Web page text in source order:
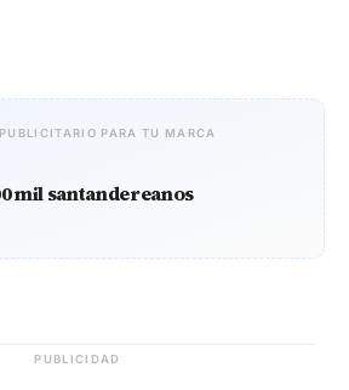
PARA TU MARCA
mil santandereanos
PUBLICIDAD